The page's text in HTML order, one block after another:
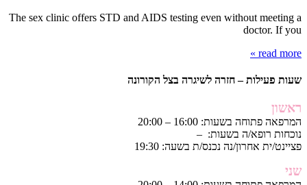
The sex clinic offers STD and AIDS testing even without meeting a
doctor. If you
read more »
שעות פעילות – חזרה לשיגרה בצל הקורונה
ראשון
המרפאה פתוחה בשעות: 16:00 – 20:00
נוכחות רופא/ה בשעות: –
פציינט/ית אחרון/נה נכנס/ת בשעה: 19:30
שני